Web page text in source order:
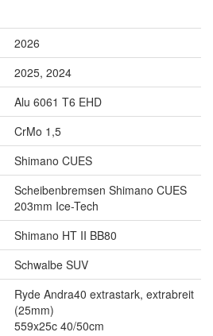
2026
2025, 2024
Alu 6061 T6 EHD
CrMo 1,5
Shimano CUES
Scheibenbremsen Shimano CUES
203mm Ice-Tech
Shimano HT II BB80
Schwalbe SUV
Ryde Andra40 extrastark, extrabreit
(25mm)
559x25c 40/50cm